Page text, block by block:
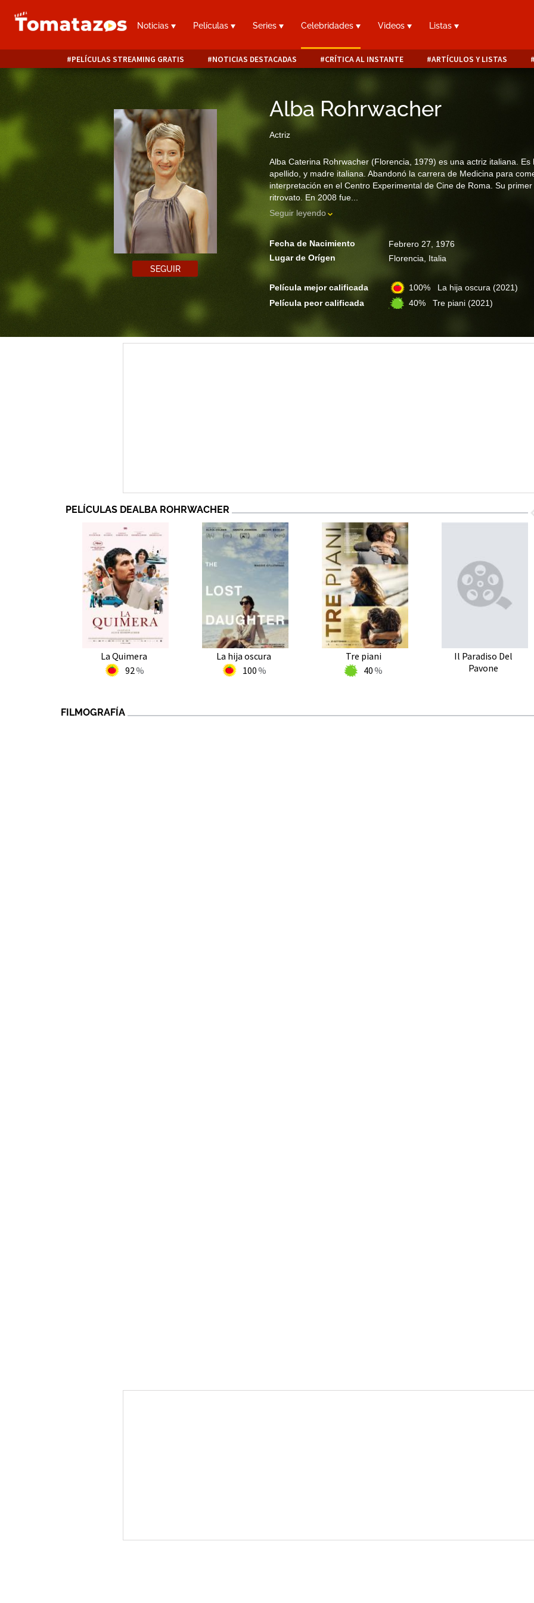
Noticias Películas Series Celebridades Videos Listas
PELÍCULAS STREAMING GRATIS NOTICIAS DESTACADAS CRÍTICA AL INSTANTE ARTÍCULOS Y LISTAS
SEGUIR
Alba Rohrwacher
Actriz
Alba Caterina Rohrwacher (Florencia, 1979) es una actriz italiana.
apellido, y madre italiana. Abandonó la carrera de Medicina para
interpretación en el Centro Experimental de Cine de Roma. Su
ritrovato. En 2008 fue...
Seguir leyendo
Fecha de Nacimiento
Febrero 27, 1976
Lugar de Orígen
Florencia, Italia
Película mejor calificada 100% La hija oscura (2021)
Película peor calificada
40% Tre piani (2021)
PELÍCULAS DEALBA ROHRWACHER
La Quimera
92
La hija oscura
100
Tre piani
40
Il Paradiso Del
Pavone
FILMOGRAFÍA